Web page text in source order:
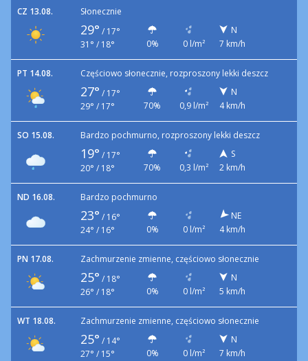
CZ 13.08. Słonecznie
29° / 17°
31° / 18°
0% 0 l/m²
N
7 km/h
PT 14.08. Częściowo słonecznie, rozproszony lekki deszcz
27° / 17°
29° / 17°
70% 0,9 l/m²
N
4 km/h
SO 15.08. Bardzo pochmurno, rozproszony lekki deszcz
19° / 17°
20° / 18°
70% 0,3 l/m²
S
2 km/h
ND 16.08. Bardzo pochmurno
23° / 16°
24° / 16°
0% 0 l/m²
NE
4 km/h
PN 17.08. Zachmurzenie zmienne, częściowo słonecznie
25° / 18°
26° / 18°
0% 0 l/m²
N
5 km/h
WT 18.08. Zachmurzenie zmienne, częściowo słonecznie
25° / 14°
27° / 15°
0% 0 l/m²
N
7 km/h